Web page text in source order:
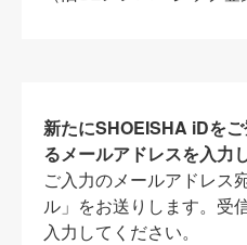
新たにSHOEISHA iDを
るメールアドレスを入力
ご入力のメールアドレス
ル」をお送りします。受
入力してください。